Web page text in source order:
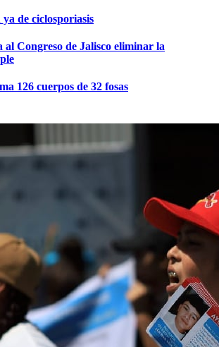
de ciclosporiasis
al Congreso de Jalisco eliminar la
126 cuerpos de 32 fosas